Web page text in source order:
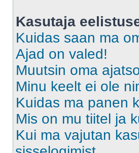
Kasutaja
Kuidas saan ma
Ajad on valed!
Muutsin oma
Minu keelt ei ole
Kuidas ma panen
Mis on mu tiitel ja
Kui ma vajutan